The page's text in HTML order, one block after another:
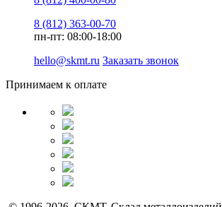
8 (812) 363-00-70
пн-пт: 08:00-18:00
hello@skmt.ru Заказать звонок
Принимаем к оплате